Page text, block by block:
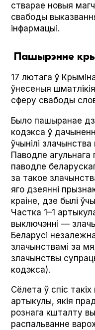
стварае новыя
свабоды
інфармацыі.
Пашырэнне
17 лютага ў
ўнесеныя
сферу свабоды
Было пашыранае
кодэкса ў
ўчынілі
Паводле агульнага
паводле
за такое
яго дзеянні
краіне, дзе былі
Частка 1–1
выключэнні —
Беларусі
злачынствамі за
злачынствы
кодэкса).
Сёлета ў спіс
артыкулы, якія
рознага кшталту
распальванне